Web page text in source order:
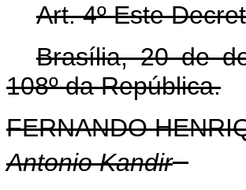
Art. 4º Este
Brasília, 20 de
108º da República.
FERNANDO
Antonio Kandir